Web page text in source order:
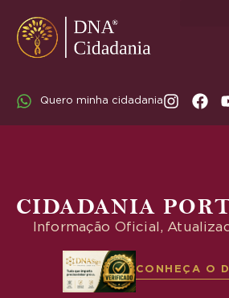
Quero minha cidadania
CIDADANIA
Informação Oficial,
CONHEÇA O